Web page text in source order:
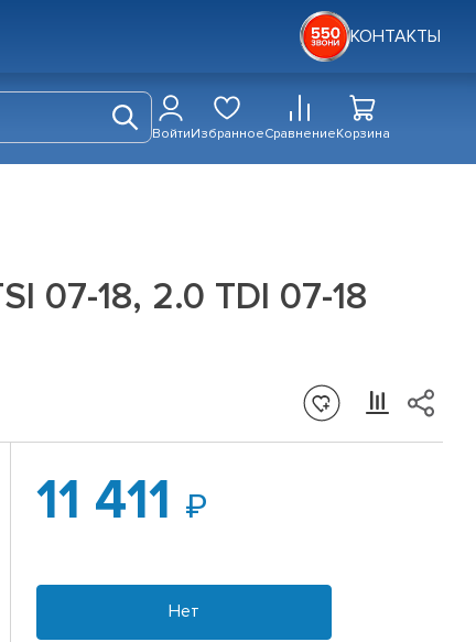
КОНТАКТЫ
ВойтиИзбранноеСравнениеКорзина
07-18, 2.0 TDI 07-18
11 411
Нет